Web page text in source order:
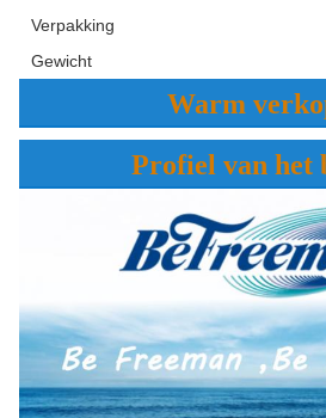
Verpakking
Gewicht
Warm
Profiel van het